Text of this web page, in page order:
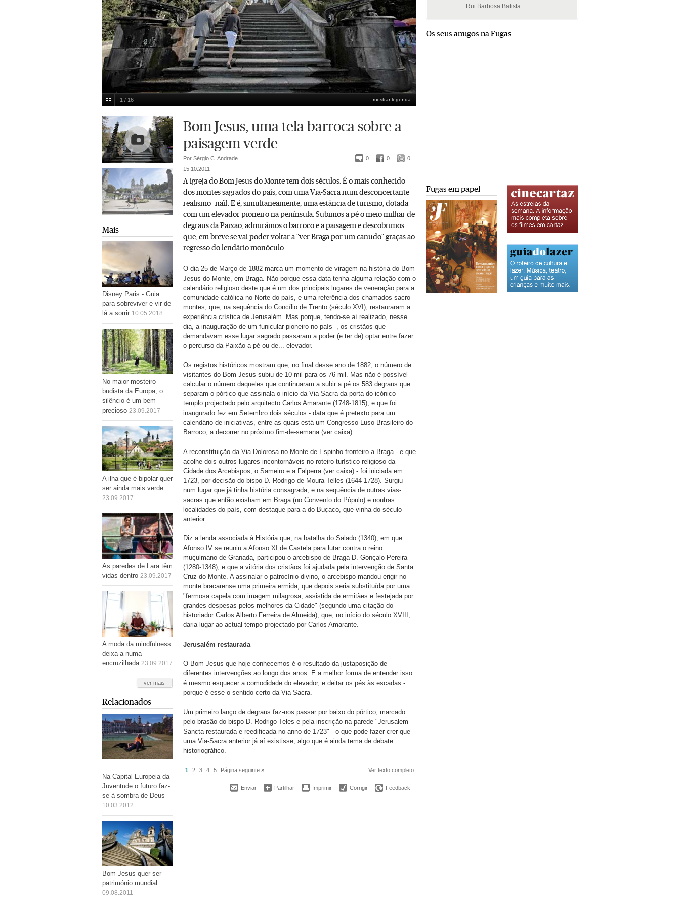
São só 583 degraus.
mostrar legenda
1 / 16
Multimedia
Mais
Disney Paris - Guia
para sobreviver e vir de
lá a sorrir 10.05.2018
No maior mosteiro
budista da Europa, o
silêncio é um bem
precioso 23.09.2017
A ilha que é bipolar quer
ser ainda mais verde
23.09.2017
As paredes de Lara têm
vidas dentro 23.09.2017
A moda da mindfulness
deixa-a numa
encruzilhada 23.09.2017
ver mais
Relacionados
Na Capital Europeia da
Juventude o futuro faz-
se à sombra de Deus
10.03.2012
Bom Jesus quer ser
património mundial
09.08.2011
Bom Jesus, uma tela barroca sobre a
paisagem verde
0 0 0
Por Sérgio C. Andrade
15.10.2011
A igreja do Bom Jesus do Monte tem dois séculos. É o mais conhecido
dos montes sagrados do país, com uma Via-Sacra num desconcertante
realismo naïf. E é, simultaneamente, uma estância de turismo, dotada
com um elevador pioneiro na península. Subimos a pé o meio milhar de
degraus da Paixão, admirámos o barroco e a paisagem e descobrimos
que, em breve se vai poder voltar a "ver Braga por um canudo" graças ao
regresso do lendário monóculo.
O dia 25 de Março de 1882 marca um momento de viragem na história do Bom
Jesus do Monte, em Braga. Não porque essa data tenha alguma relação com o
calendário religioso deste que é um dos principais lugares de veneração para a
comunidade católica no Norte do país, e uma referência dos chamados sacro-
montes, que, na sequência do Concílio de Trento (século XVI), restauraram a
experiência crística de Jerusalém. Mas porque, tendo-se aí realizado, nesse
dia, a inauguração de um funicular pioneiro no país -, os cristãos que
demandavam esse lugar sagrado passaram a poder (e ter de) optar entre fazer
o percurso da Paixão a pé ou de... elevador.
Os registos históricos mostram que, no final desse ano de 1882, o número de
visitantes do Bom Jesus subiu de 10 mil para os 76 mil. Mas não é possível
calcular o número daqueles que continuaram a subir a pé os 583 degraus que
separam o pórtico que assinala o início da Via-Sacra da porta do icónico
templo projectado pelo arquitecto Carlos Amarante (1748-1815), e que foi
inaugurado fez em Setembro dois séculos - data que é pretexto para um
calendário de iniciativas, entre as quais está um Congresso Luso-Brasileiro do
Barroco, a decorrer no próximo fim-de-semana (ver caixa).
A reconstituição da Via Dolorosa no Monte de Espinho fronteiro a Braga - e que
acolhe dois outros lugares incontornáveis no roteiro turístico-religioso da
Cidade dos Arcebispos, o Sameiro e a Falperra (ver caixa) - foi iniciada em
1723, por decisão do bispo D. Rodrigo de Moura Telles (1644-1728). Surgiu
num lugar que já tinha história consagrada, e na sequência de outras vias-
sacras que então existiam em Braga (no Convento do Pópulo) e noutras
localidades do país, com destaque para a do Buçaco, que vinha do século
anterior.
Diz a lenda associada à História que, na batalha do Salado (1340), em que
Afonso IV se reuniu a Afonso XI de Castela para lutar contra o reino
muçulmano de Granada, participou o arcebispo de Braga D. Gonçalo Pereira
(1280-1348), e que a vitória dos cristãos foi ajudada pela intervenção de Santa
Cruz do Monte. A assinalar o patrocínio divino, o arcebispo mandou erigir no
monte bracarense uma primeira ermida, que depois seria substituída por uma
"fermosa capela com imagem milagrosa, assistida de ermitães e festejada por
grandes despesas pelos melhores da Cidade" (segundo uma citação do
historiador Carlos Alberto Ferreira de Almeida), que, no início do século XVIII,
daria lugar ao actual tempo projectado por Carlos Amarante.
Jerusalém restaurada
O Bom Jesus que hoje conhecemos é o resultado da justaposição de
diferentes intervenções ao longo dos anos. E a melhor forma de entender isso
é mesmo esquecer a comodidade do elevador, e deitar os pés às escadas -
porque é esse o sentido certo da Via-Sacra.
Um primeiro lanço de degraus faz-nos passar por baixo do pórtico, marcado
pelo brasão do bispo D. Rodrigo Teles e pela inscrição na parede "Jerusalem
Sancta restaurada e reedificada no anno de 1723" - o que pode fazer crer que
uma Via-Sacra anterior já aí existisse, algo que é ainda tema de debate
historiográfico.
1 2 3 4 5 Página seguinte » Ver texto completo
Enviar Partilhar Imprimir Corrigir Feedback
Rui Barbosa Batista
Os seus amigos na Fugas
Fugas em papel